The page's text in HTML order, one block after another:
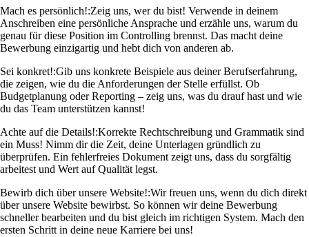
Mach es persönlich!:Zeig uns, wer du bist! Verwende in deinem
Anschreiben eine persönliche Ansprache und erzähle uns, warum du
genau für diese Position im Controlling brennst. Das macht deine
Bewerbung einzigartig und hebt dich von anderen ab.
Sei konkret!:Gib uns konkrete Beispiele aus deiner Berufserfahrung,
die zeigen, wie du die Anforderungen der Stelle erfüllst. Ob
Budgetplanung oder Reporting – zeig uns, was du drauf hast und wie
du das Team unterstützen kannst!
Achte auf die Details!:Korrekte Rechtschreibung und Grammatik sind
ein Muss! Nimm dir die Zeit, deine Unterlagen gründlich zu
überprüfen. Ein fehlerfreies Dokument zeigt uns, dass du sorgfältig
arbeitest und Wert auf Qualität legst.
Bewirb dich über unsere Website!:Wir freuen uns, wenn du dich direkt
über unsere Website bewirbst. So können wir deine Bewerbung
schneller bearbeiten und du bist gleich im richtigen System. Mach den
ersten Schritt in deine neue Karriere bei uns!